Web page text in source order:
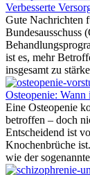
Verbesserte
Gute Nachrichten
Bundesausschuss
ist es, mehr
insgesamt zu
Osteopenie:
Eine Osteopenie
betroffen – doch
Entscheidend ist
Knochenbrüche
wie der